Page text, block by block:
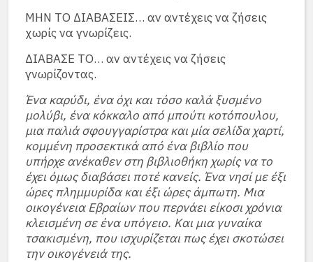
ΜΗΝ ΤΟ ΔΙΑΒΑΣΕΙΣ… αν αντέχεις να ζήσεις
χωρίς να γνωρίζεις.
ΔΙΑΒΑΣΕ ΤΟ… αν αντέχεις να ζήσεις
γνωρίζοντας.
Ένα καρύδι, ένα όχι και τόσο καλά ξυσμένο
μολύβι, ένα κόκκαλο από μπούτι κοτόπουλου,
μια παλιά σφουγγαρίστρα και μία σελίδα χαρτί,
κομμένη προσεκτικά από ένα βιβλίο που
υπήρχε ανέκαθεν στη βιβλιοθήκη χωρίς να το
έχει όμως διαβάσει ποτέ κανείς. Ένα νησί με έξι
ώρες πλημμυρίδα και έξι ώρες άμπωτη. Μια
οικογένεια Εβραίων που περνάει είκοσι χρόνια
κλεισμένη σε ένα υπόγειο. Και μια γυναίκα
τσακισμένη, που ισχυρίζεται πως έχει σκοτώσει
την οικογένειά της.